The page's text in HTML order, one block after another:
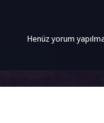
Henüz yorum